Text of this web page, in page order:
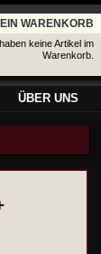
WARENKORB
keine Artikel im
Warenkorb.
ÜBER UNS